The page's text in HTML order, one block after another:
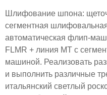
Шлифование шпона:
сегментная
автоматическая флип-
FLMR + линия MT с
машиной. Реализовать
и выполнить различные
итальянский светлый